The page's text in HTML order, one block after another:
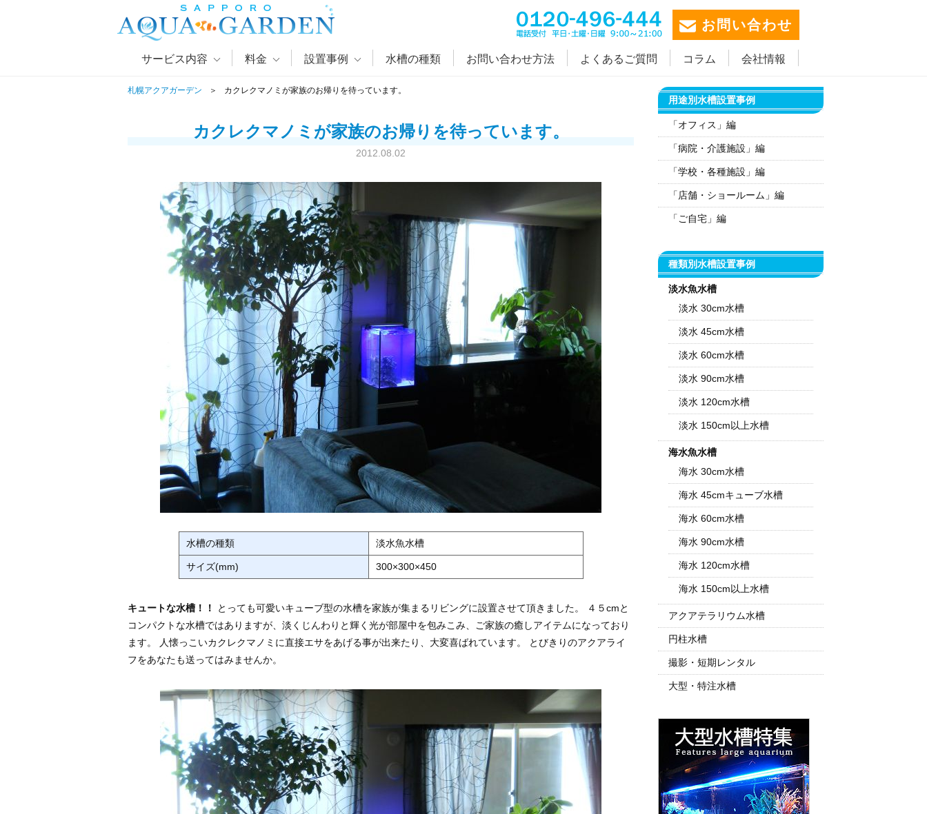
お問い合わせ
サービス内容 料金 設置事例 水槽の種類 お問い合わせ方法 よくあるご質問 コラム 会社情報
札幌アクアガーデン カクレクマノミが家族のお帰りを待っています。
カクレクマノミが家族のお帰りを待っています。
2012.08.02
水槽の種類 淡水魚水槽
サイズ(mm) 300×300×450
キュートな水槽！！
とっても可愛いキューブ型の水槽を家族が集まるリビングに設置させて頂きました。 ４５cmと
コンパクトな水槽ではありますが、淡くじんわりと輝く光が部屋中を包みこみ、ご家族の癒しアイテムになっており
ます。 人懐っこいカクレクマノミに直接エサをあげる事が出来たり、大変喜ばれています。 とびきりのアクアライ
フをあなたも送ってはみませんか。
用途別水槽設置事例
「オフィス」編
「病院・介護施設」編
「学校・各種施設」編
「店舗・ショールーム」編
「ご自宅」編
種類別水槽設置事例
淡水魚水槽
淡水 30cm水槽
淡水 45cm水槽
淡水 60cm水槽
淡水 90cm水槽
淡水 120cm水槽
淡水 150cm以上水槽
海水魚水槽
海水 30cm水槽
海水 45cmキューブ水槽
海水 60cm水槽
海水 90cm水槽
海水 120cm水槽
海水 150cm以上水槽
アクアテラリウム水槽
円柱水槽
撮影・短期レンタル
大型・特注水槽